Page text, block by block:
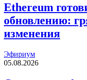
Ethereum
обновлению:
изменения
Эфириум
05.08.2026